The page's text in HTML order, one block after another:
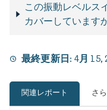
この振動レベルス
カバーしています
最終更新日: 4月 15,
関連レポート さ